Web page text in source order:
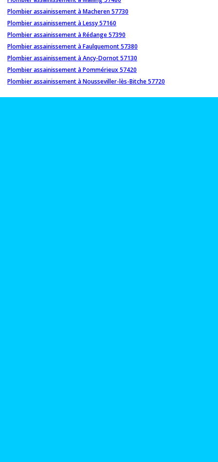
Plombier assainissement à Macheren 57730
Plombier assainissement à Lessy 57160
Plombier assainissement à Rédange 57390
Plombier assainissement à Faulquemont 57380
Plombier assainissement à Ancy-Dornot 57130
Plombier assainissement à Pommérieux 57420
Plombier assainissement à Nousseviller-lès-Bitche 57720